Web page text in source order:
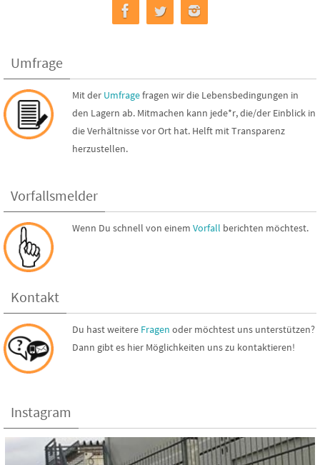
Umfrage
Mit der Umfragefragen wir die Lebensbedingungen in
den Lagern ab. Mitmachen kann jede*r, die/der Einblick in
die Verhältnisse vor Ort hat. Helft mit Transparenz
herzustellen.
Vorfallsmelder
Wenn Du schnell von einem Vorfall berichten möchtest.
Kontakt
Du hast weitere Fragen oder möchtest uns unterstützen?
Dann gibt es hier Möglichkeiten uns zu kontaktieren!
Instagram